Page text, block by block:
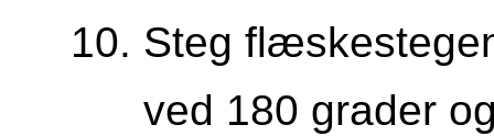
Steg
ved 180 grader